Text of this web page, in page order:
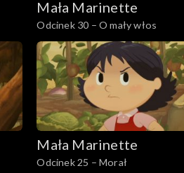
Mała Marinette
Odcinek 30 – O mały włos
Mała Marinette
Odcinek 25 – Morał